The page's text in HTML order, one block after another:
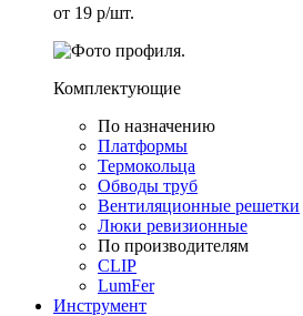
от 19 р/шт.
Комплектующие
По назначению
Платформы
Термокольца
Обводы труб
Вентиляционные решетки
Люки ревизионные
По производителям
CLIP
LumFer
Инструмент